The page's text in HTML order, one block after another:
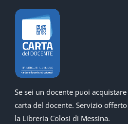
Se sei un docente puoi
carta del docente. Servizio
la Libreria Colosi di Messina.